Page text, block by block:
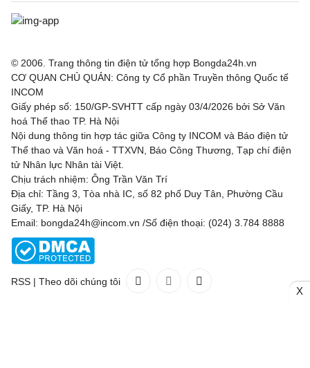
© 2006. Trang thông tin điện tử tổng hợp Bongda24h.vn
CƠ QUAN CHỦ QUẢN: Công ty Cổ phần Truyền thông Quốc tế
INCOM
Giấy phép số: 150/GP-SVHTT cấp ngày 03/4/2026 bởi Sở Văn
hoá Thể thao TP. Hà Nội
Nội dung thông tin hợp tác giữa Công ty INCOM và Báo điện tử
Thể thao và Văn hoá - TTXVN, Báo Công Thương, Tạp chí điện
tử Nhân lực Nhân tài Việt.
Chịu trách nhiệm: Ông Trần Văn Trí
Địa chỉ: Tầng 3, Tòa nhà IC, số 82 phố Duy Tân, Phường Cầu
Giấy, TP. Hà Nội
Email: bongda24h@incom.vn /Số điện thoại: (024) 3.784 8888
RSS | Theo dõi chúng tôi
X